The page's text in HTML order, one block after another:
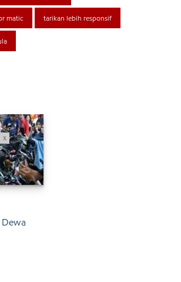
matic tarikan lebih responsif
x